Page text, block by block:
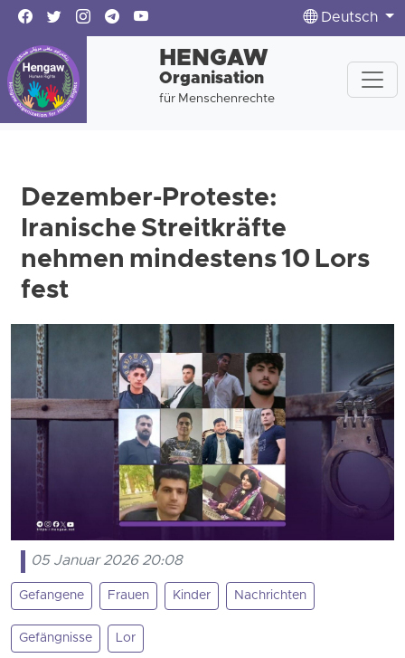
Deutsch
HENGAW
Organisation
für Menschenrechte
Dezember-Proteste:
Iranische Streitkräfte
nehmen mindestens 10 Lors
fest
05 Januar 2026 20:08
Gefangene Frauen Kinder Nachrichten
Gefängnisse Lor